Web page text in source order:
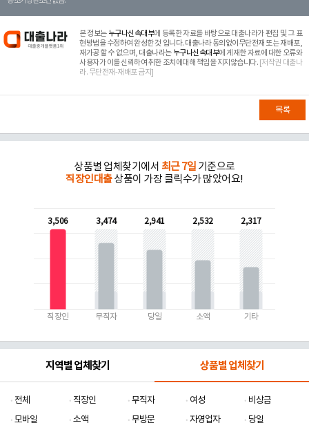
본 정보는 누구나신속대부에 등록한 자료를 바탕으로 대출나라가 편집 및 그 표
현방법을 수정하여 완성한 것 입니다. 대출나라 동의없이무단전재 또는 재배포,
재가공 할 수 없으며, 대출나라는 누구나신속대부에 게재한 자료에 대한 오류와
사용자가 이를 신뢰하여 취한 조치에대해 책임을 지지않습니다. [저작권 대출나
라. 무단전재-재배포 금지]
목록
상품별 업체찾기에서 최근 7일 기준으로
직장인대출상품이 가장 클릭수가 많았어요!
3,506
직장인
3,474
무직자
2,941
당일
2,532
소액
2,317
기타
지역별 업체찾기 상품별 업체찾기
전체 직장인 무직자 여성
비상금
모바일
소액 무방문 자영업자
당일